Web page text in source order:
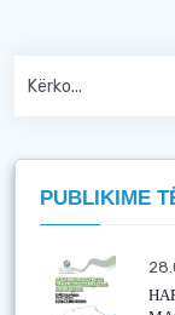
PUBLIKIME